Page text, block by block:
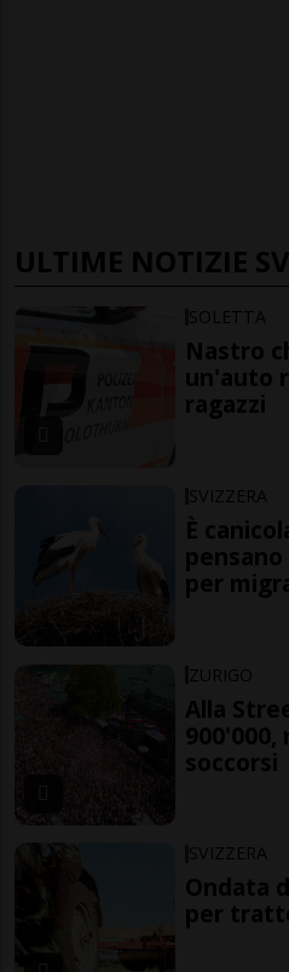
ULTIME NOTIZIE
SOLETTA
Nastro
un'auto
ragazzi
SVIZZERA
È
per
ZURIGO
Alla
soccorsi
SVIZZERA
Ondata
per